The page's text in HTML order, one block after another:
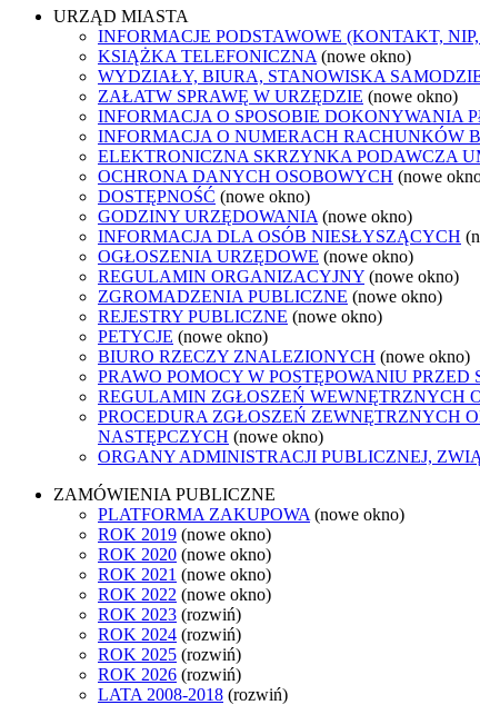
URZĄD MIASTA
INFORMACJE PODSTAWOWE (KONTAKT,
KSIĄŻKA TELEFONICZNA (nowe okno)
WYDZIAŁY, BIURA, STANOWISKA
ZAŁATW SPRAWĘ W URZĘDZIE (nowe okno)
INFORMACJA O SPOSOBIE DOKONYWANIA
INFORMACJA O NUMERACH RACHUNKÓW
ELEKTRONICZNA SKRZYNKA PODAWCZA
OCHRONA DANYCH OSOBOWYCH (nowe
DOSTĘPNOŚĆ (nowe okno)
GODZINY URZĘDOWANIA (nowe okno)
INFORMACJA DLA OSÓB NIESŁYSZĄCYCH
OGŁOSZENIA URZĘDOWE (nowe okno)
REGULAMIN ORGANIZACYJNY (nowe okno)
ZGROMADZENIA PUBLICZNE (nowe okno)
REJESTRY PUBLICZNE (nowe okno)
PETYCJE (nowe okno)
BIURO RZECZY ZNALEZIONYCH (nowe okno)
PRAWO POMOCY W POSTĘPOWANIU
REGULAMIN ZGŁOSZEŃ WEWNĘTRZNYCH
PROCEDURA ZGŁOSZEŃ ZEWNĘTRZNYCH
NASTĘPCZYCH (nowe okno)
ORGANY ADMINISTRACJI PUBLICZNEJ,
ZAMÓWIENIA PUBLICZNE
PLATFORMA ZAKUPOWA (nowe okno)
ROK 2019 (nowe okno)
ROK 2020 (nowe okno)
ROK 2021 (nowe okno)
ROK 2022 (nowe okno)
ROK 2023 (rozwiń)
ROK 2024 (rozwiń)
ROK 2025 (rozwiń)
ROK 2026 (rozwiń)
LATA 2008-2018 (rozwiń)